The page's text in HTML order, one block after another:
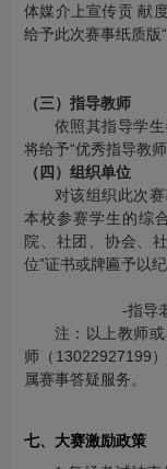
体媒介上宣传贡 献
给予此次赛事纸质版
（三）指导教师
依照其指导学
将给予“优秀指导教
（四）组织单位
对该组织此次
本校参赛学生的综
院、社团、协会、
位”证书或牌匾予以纪
-指导
注：以上教师
师（13022927199
属赛事答疑服务。
七、大赛激励政策